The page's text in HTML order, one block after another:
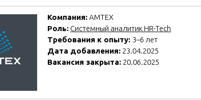
Компания:АМТЕХ
Роль: Системный аналитик HR-Tech
Требования к опыту: 3–6 лет
Дата добавления: 23.04.2025
Вакансия закрыта: 20.06.2025